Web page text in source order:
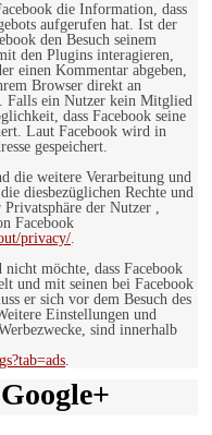
die Information, dass
aufgerufen hat. Ist der
den Besuch seinem
den Plugins interagieren,
einen Kommentar abgeben,
Browser direkt an
Falls ein Nutzer kein Mitglied
dass Facebook seine
Laut Facebook wird in
gespeichert.
die weitere Verarbeitung und
diesbezüglichen Rechte und
der Nutzer ,
Facebook
privacy/.
möchte, dass Facebook
und mit seinen bei Facebook
er sich vor dem Besuch des
Einstellungen und
sind innerhalb
.